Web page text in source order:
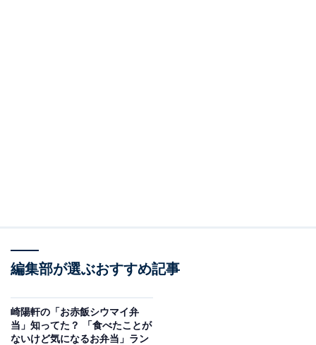
編集部が選ぶおすすめ記事
崎陽軒の「お赤飯シウマイ弁
当」知ってた？ 「食べたことが
ないけど気になるお弁当」ラン